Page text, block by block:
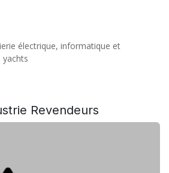
électrique, informatique et
yachts
Revendeurs